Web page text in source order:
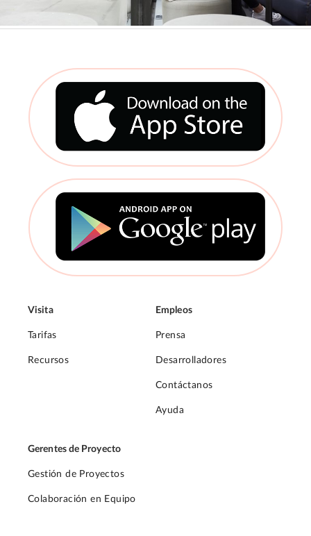
Visita
Tarifas
Recursos
Empleos
Prensa
Desarrolladores
Contáctanos
Ayuda
Gerentes de Proyecto
Gestión de Proyectos
Colaboración en Equipo